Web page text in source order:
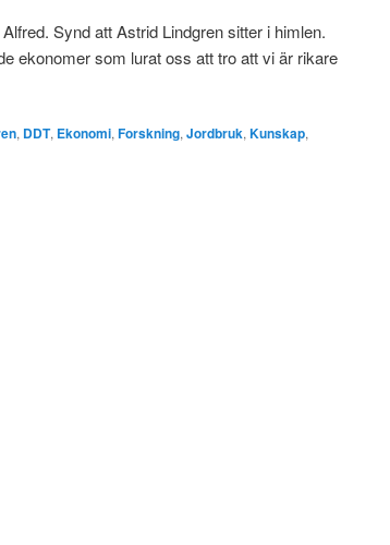
Synd att Astrid Lindgren sitter i himlen.
ekonomer som lurat oss att tro att vi är rikare
, DDT, Ekonomi, Forskning, Jordbruk, Kunskap,